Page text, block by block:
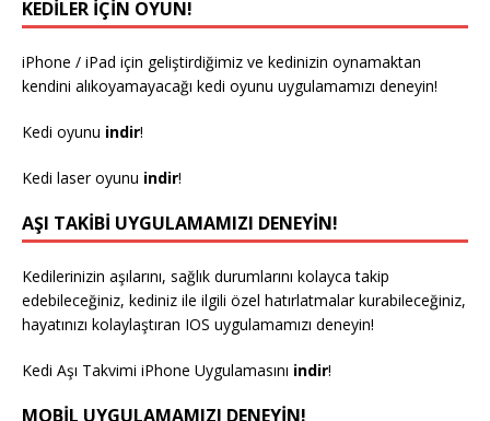
KEDILER IÇIN OYUN!
iPhone / iPad için geliştirdiğimiz ve kedinizin oynamaktan
kendini alıkoyamayacağı kedi oyunu uygulamamızı deneyin!
Kedi oyunu indir!
Kedi laser oyunu indir!
AŞI TAKIBI UYGULAMAMIZI DENEYIN!
Kedilerinizin aşılarını, sağlık durumlarını kolayca takip
edebileceğiniz, kediniz ile ilgili özel hatırlatmalar kurabileceğiniz,
hayatınızı kolaylaştıran IOS uygulamamızı deneyin!
Kedi Aşı Takvimi iPhone Uygulamasını indir!
MOBIL UYGULAMAMIZI DENEYIN!